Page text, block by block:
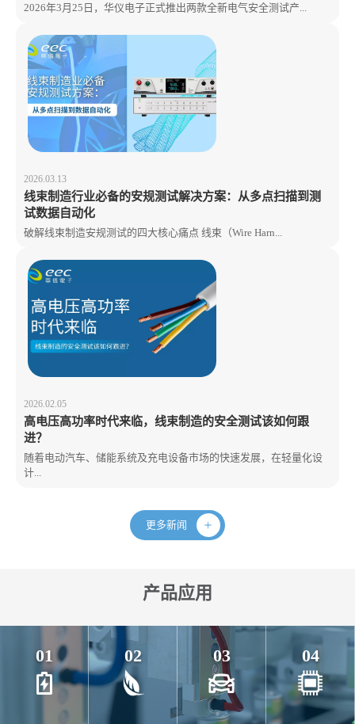
2026年3月25日，华仪电子正式推出两款全新电气安全测试产...
2026.03.13
线束制造行业必备的安规测试解决方案：从多点扫描到测
试数据自动化
破解线束制造安规测试的四大核心痛点 线束（Wire Harn...
2026.02.05
高电压高功率时代来临，线束制造的安全测试该如何跟
进？
随着电动汽车、储能系统及充电设备市场的快速发展，在轻量化设
计...
更多新闻
产品应用
01 02 03 04